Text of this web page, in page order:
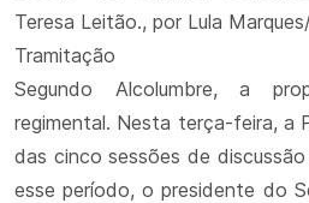
Teresa Leitão., por Lula
Tramitação
Segundo Alcolumbre, a
regimental. Nesta terça-feira, a
das cinco sessões de
esse período, o presidente do